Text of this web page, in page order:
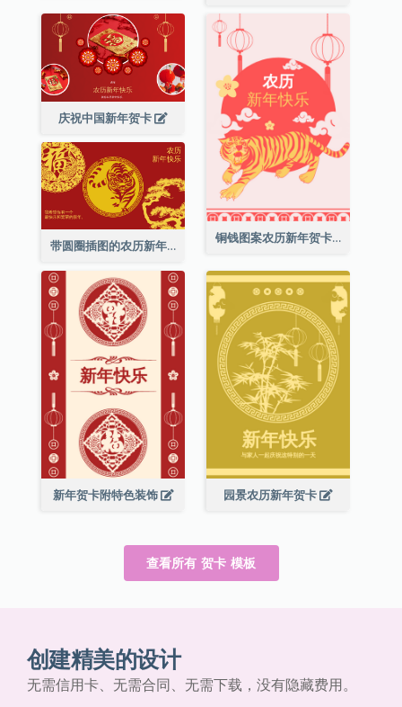
庆祝中国新年贺卡
铜钱图案农历新年贺卡
带圆圈插图的农历新年快乐贺卡
新年贺卡附特色装饰 园景农历新年贺卡
查看所有 贺卡 模板
创建精美的设计
无需信用卡、无需合同、无需下载，没有隐藏费用。